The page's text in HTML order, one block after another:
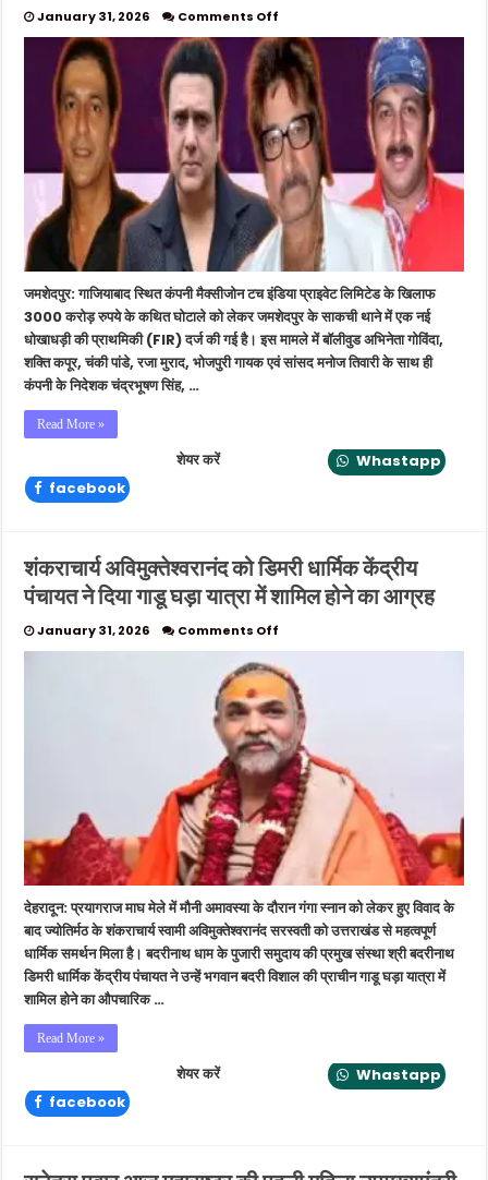
January 31, 2026 Comments Off
मैक्सीजोन
टच
घोटाले
का
नया
मामला:
गोविंदा,
शक्ति
कपूर,
मनोज
तिवारी
समेत
कई
नामजद,
FIR
दर्ज
जमशेदपुर: गाजियाबाद स्थित कंपनी मैक्सीजोन टच इंडिया प्राइवेट लिमिटेड के खिलाफ
3000 करोड़ रुपये के कथित घोटाले को लेकर जमशेदपुर के साकची थाने में एक नई
धोखाधड़ी की प्राथमिकी (FIR) दर्ज की गई है। इस मामले में बॉलीवुड अभिनेता गोविंदा,
शक्ति कपूर, चंकी पांडे, रजा मुराद, भोजपुरी गायक एवं सांसद मनोज तिवारी के साथ ही
कंपनी के निदेशक चंद्रभूषण सिंह, …
Read More »
शेयर करें
Whastapp
facebook
शंकराचार्य अविमुक्तेश्वरानंद को डिमरी धार्मिक केंद्रीय
पंचायत ने दिया गाडू घड़ा यात्रा में शामिल होने का आग्रह
January 31, 2026 Comments Off
शंकराचार्य
अविमुक्तेश्वरानंद
को
डिमरी
धार्मिक
केंद्रीय
पंचायत
ने
दिया
गाडू
घड़ा
यात्रा
में
शामिल
होने
का
देहरादून: प्रयागराज माघ मेले में मौनी अमावस्या के दौरान गंगा स्नान को लेकर हुए विवाद के
बाद ज्योतिर्मठ के शंकराचार्य स्वामी अविमुक्तेश्वरानंद सरस्वती को उत्तराखंड से महत्वपूर्ण
धार्मिक समर्थन मिला है। बदरीनाथ धाम के पुजारी समुदाय की प्रमुख संस्था श्री बदरीनाथ
डिमरी धार्मिक केंद्रीय पंचायत ने उन्हें भगवान बदरी विशाल की प्राचीन गाडू घड़ा यात्रा में
शामिल होने का औपचारिक …
Read More »
शेयर करें
Whastapp
facebook